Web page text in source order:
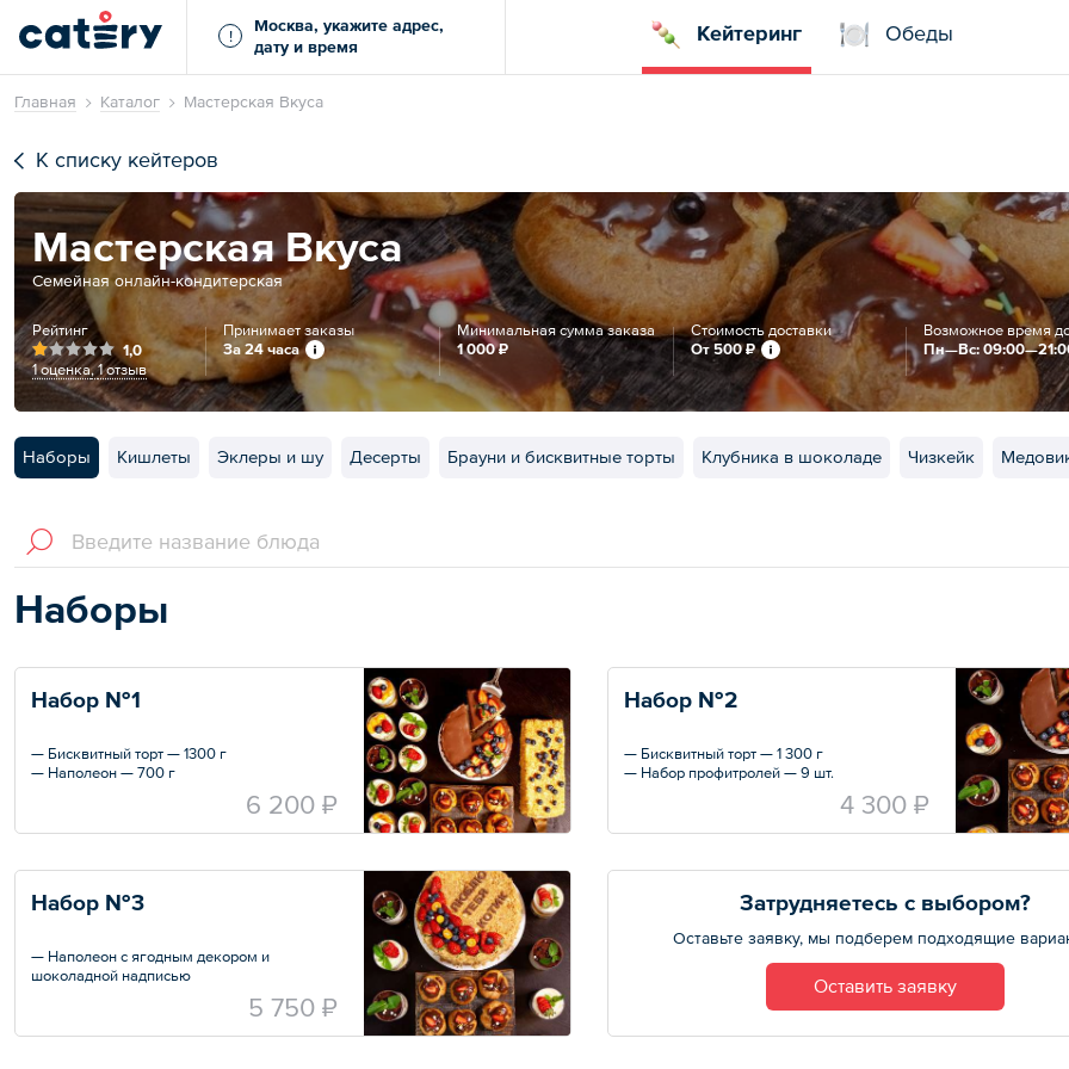
!
Москва, укажите адрес,
дату и время
Кейтеринг Обеды
Главная Каталог Мастерская Вкуса
К списку кейтеров
Мастерская Вкуса
Семейная онлайн-кондитерская
Рейтинг
1,0
1 оценка,1 отзыв
Принимает заказы
За 24 часа
Минимальная сумма заказа
1 000 ₽
Стоимость доставки
От 500 ₽
Возможное время
Пн—Вс:
Наборы Кишлеты Эклеры и шу Десерты Брауни и бисквитные торты Клубника в шоколаде Чизкейк
Наборы
Набор №1
— Бисквитный торт — 1300 г
— Наполеон — 700 г
— Трайфл морковный — 4 шт.
6 200 ₽
Набор №2
— Бисквитный торт — 1 300 г
— Набор профитролей — 9 шт.
4 300 ₽
Набор №3
— Наполеон с ягодным декором и
шоколадной надписью
— Трайфл «Колибри» — 4 шт.
5 750 ₽
Затрудняетесь с выбором?
Оставьте заявку, мы подберем подходящие
Оставить заявку